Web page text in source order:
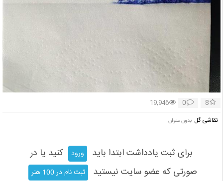
8
0
19,946
نقاشی گل بدون عنوان
برای ثبت یادداشت ابتدا باید ورود
کنید یا در
صورتی که عضو سایت نیستید
ثبت نام در 100 هنر